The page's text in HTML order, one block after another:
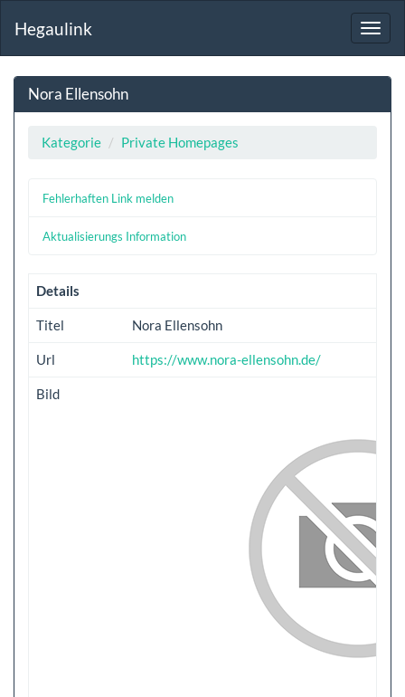
Hegaulink
Nora Ellensohn
Kategorie Private Homepages
Fehlerhaften Link melden
Aktualisierungs Information
Details
Titel Nora Ellensohn
Url https://www.nora-ellensohn.de/
Bild